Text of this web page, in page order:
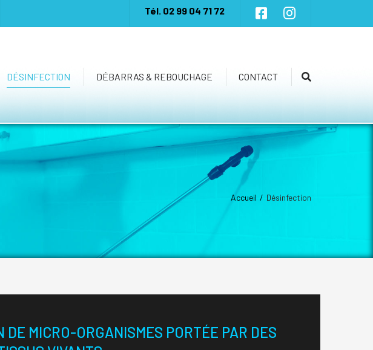
Tél. 02 99 04 71 72
DÉSINFECTION DÉBARRAS & REBOUCHAGE CONTACT
Accueil Désinfection
MICRO-ORGANISMES PORTÉE PAR DES